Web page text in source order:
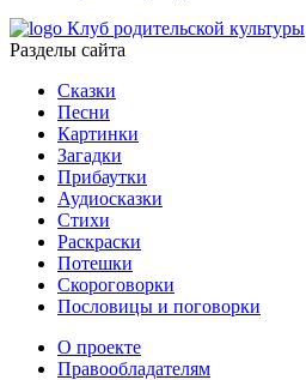
Клуб родительской культуры
Разделы сайта
Сказки
Песни
Картинки
Загадки
Прибаутки
Аудиосказки
Стихи
Раскраски
Потешки
Скороговорки
Пословицы и поговорки
О проекте
Правообладателям